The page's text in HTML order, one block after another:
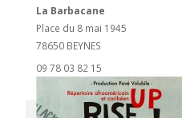
La Barbacane
Place du 8 mai 1945
78650 BEYNES
09 78 03 82 15